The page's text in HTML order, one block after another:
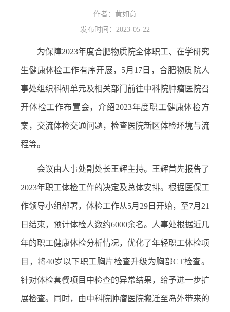
作者： 黄如意
发布时间：2023-05-22
为保障2023年度合肥物质院全体职工、在学研究
生健康体检工作有序开展， 5月 17 日，合肥物质院人
事处组织科研单元及相关部门前往中科院肿瘤医院召
开体检工作布置会，介绍2023年度职工健康体检方
案，交流体检交通问题，检查医院新区体检环境与流
程等。
会议由人事处副处长王辉主持。王辉首先报告了
2023年职工体检工作的决定及总体安排。根据医保工
作领导小组部署，体检工作从5月 29 日开始，至7月 21
日结束，预计体检人数约6000余名。人事处根据近几
年的职工健康体检分析情况，优化了年轻职工体检项
目，将40岁以下职工胸片检查升级为胸部CT检查。
针对体检套餐项目中检查的异常结果，给予进一步扩
展检查。同时，由中科院肿瘤医院搬迁至岛外带来的